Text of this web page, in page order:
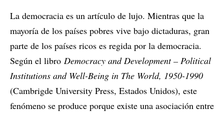
La democracia es un artículo de lujo. Mientras que la
mayoría de los países pobres vive bajo dictaduras, gran
parte de los países ricos es regida por la democracia.
Según el libro Democracy and Development – Political
Institutions and Well-Being in The World, 1950-1990
(Cambrigde University Press, Estados Unidos), este
fenómeno se produce porque existe una asociación entre